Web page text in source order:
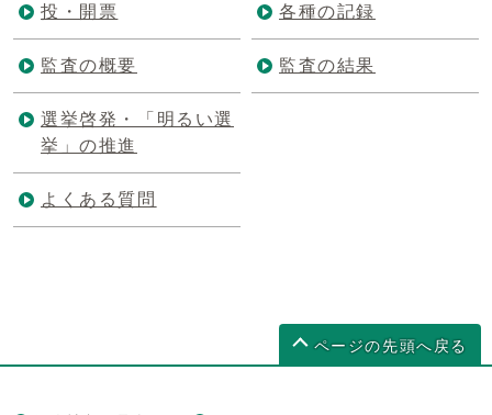
投・開票 各種の記録
監査の概要 監査の結果
選挙啓発・「明るい選
挙」の推進
よくある質問
ページの先頭へ戻る